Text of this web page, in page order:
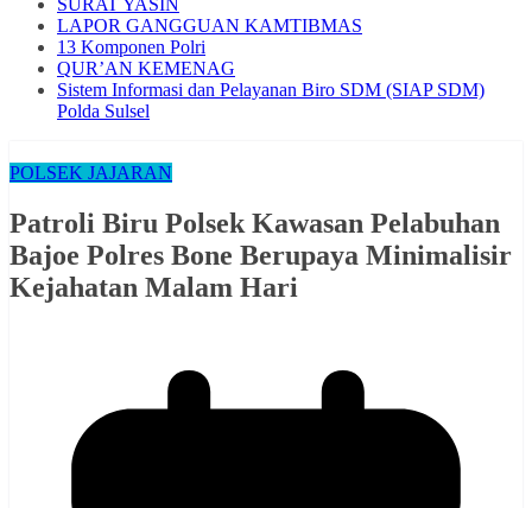
SURAT YASIN
LAPOR GANGGUAN KAMTIBMAS
13 Komponen Polri
QUR’AN KEMENAG
Sistem Informasi dan Pelayanan Biro SDM (SIAP SDM)
Polda Sulsel
POLSEK JAJARAN
Patroli Biru Polsek Kawasan Pelabuhan
Bajoe Polres Bone Berupaya Minimalisir
Kejahatan Malam Hari